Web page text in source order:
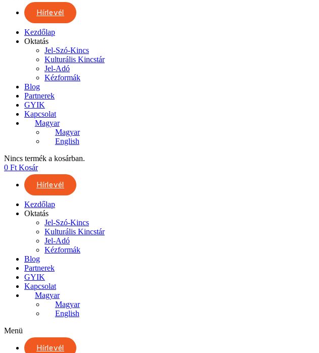
Hírlevél
Kezdőlap
Oktatás
Jel-Szó-Kincs
Kulturális Kincstár
Jel-Adó
Kézformák
Blog
Partnerek
GYIK
Kapcsolat
Magyar
Magyar
English
Nincs termék a kosárban.
0 Ft Kosár
Hírlevél
Kezdőlap
Oktatás
Jel-Szó-Kincs
Kulturális Kincstár
Jel-Adó
Kézformák
Blog
Partnerek
GYIK
Kapcsolat
Magyar
Magyar
English
Menü
Hírlevél